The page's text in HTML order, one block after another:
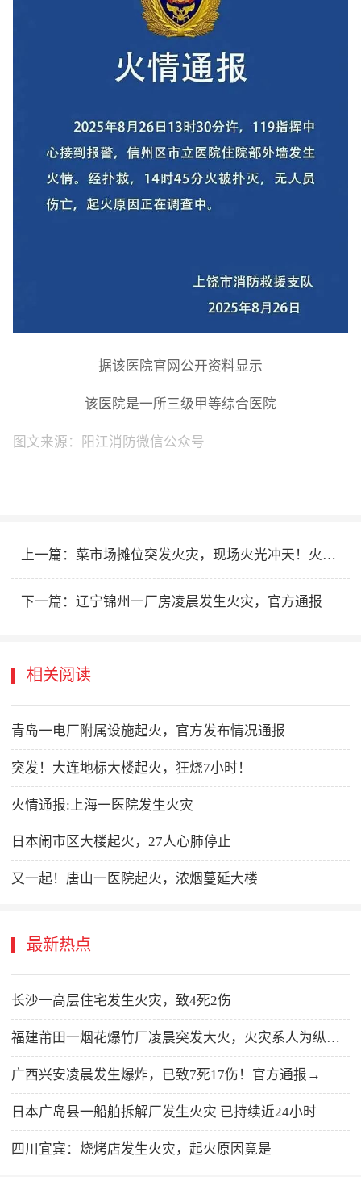
据该医院官网公开资料显示
该医院是一所三级甲等综合医院
图文来源：阳江消防微信公众号
上一篇： 菜市场摊位突发火灾，现场火光冲天！火灾原因查明
下一篇：辽宁锦州一厂房凌晨发生火灾，官方通报
相关阅读
青岛一电厂附属设施起火，官方发布情况通报
突发！大连地标大楼起火，狂烧7小时！
火情通报:上海一医院发生火灾
日本闹市区大楼起火，27人心肺停止
又一起！唐山一医院起火，浓烟蔓延大楼
最新热点
长沙一高层住宅发生火灾，致4死2伤
福建莆田一烟花爆竹厂凌晨突发大火，火灾系人为纵火，嫌疑人已被警方控制
广西兴安凌晨发生爆炸，已致7死17伤！官方通报→
日本广岛县一船舶拆解厂发生火灾 已持续近24小时
四川宜宾：烧烤店发生火灾，起火原因竟是